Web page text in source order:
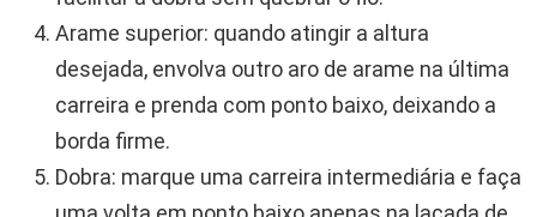
Arame superior: quando atingir a altura
desejada, envolva outro aro de arame na última
carreira e prenda com ponto baixo, deixando a
borda firme.
Dobra: marque uma carreira intermediária e faça